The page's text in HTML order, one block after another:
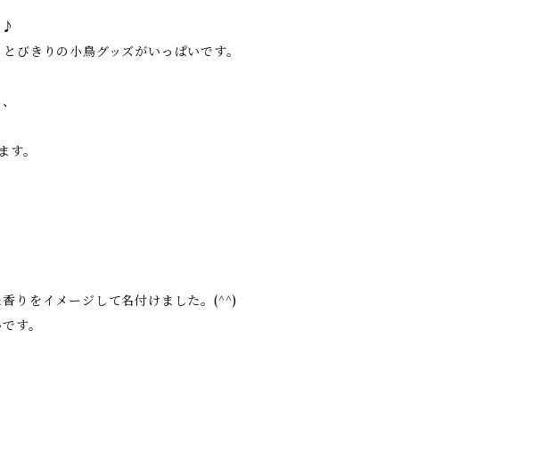
♪
びきりの小鳥グッズがいっぱいです。
。
りをイメージして名付けました。(^^)
す。